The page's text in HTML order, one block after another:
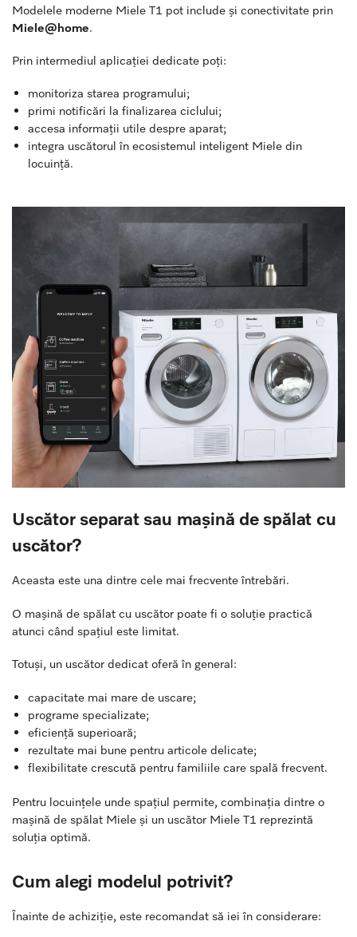
Modelele moderne Miele T1 pot include și conectivitate prin
Miele@home
Prin intermediul aplicației dedicate poți:
monitoriza starea programului;
primi notificări la finalizarea ciclului;
accesa informații utile despre aparat;
integra uscătorul în ecosistemul inteligent Miele din
locuință.
Uscător separat sau mașină de spălat cu
uscător?
Aceasta este una dintre cele mai frecvente întrebări.
O mașină de spălat cu uscător poate fi o soluție practică
atunci când spațiul este limitat.
Totuși, un uscător dedicat oferă în general:
capacitate mai mare de uscare;
programe specializate;
eficiență superioară;
rezultate mai bune pentru articole delicate;
flexibilitate crescută pentru familiile care spală frecvent.
Pentru locuințele unde spațiul permite, combinația dintre o
mașină de spălat Miele și un uscător Miele T1 reprezintă
soluția optimă.
Cum alegi modelul potrivit?
Înainte de achiziție, este recomandat să iei în considerare: